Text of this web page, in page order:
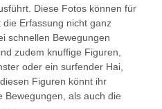
Diese Fotos können für
Erfassung nicht ganz
schnellen Bewegungen
zudem knuffige Figuren,
oder ein surfender Hai,
Figuren könnt ihr
Bewegungen, als auch die